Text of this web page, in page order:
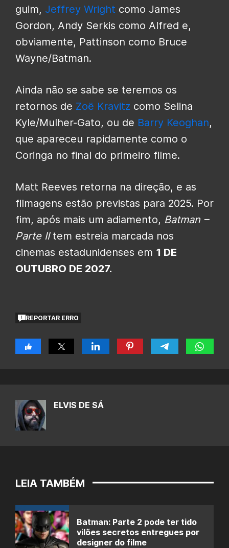
guim, Jeffrey Wright como James
Gordon, Andy Serkis como Alfred e,
obviamente, Pattinson como Bruce
Wayne/Batman.
Ainda não se sabe se teremos os
retornos de Zoë Kravitz como Selina
Kyle/Mulher-Gato, ou de Barry Keoghan,
que apareceu rapidamente como o
Coringa no final do primeiro filme.
Matt Reeves retorna na direção, e as
filmagens estão previstas para 2025. Por
fim, após mais um adiamento, Batman –
Parte IItem estreia marcada nos
cinemas estadunidenses em 1 DE
OUTUBRO DE 2027.
REPORTAR ERRO
ELVIS DE SÁ
LEIA TAMBÉM
Batman: Parte 2 pode ter tido
vilões secretos entregues por
designer do filme